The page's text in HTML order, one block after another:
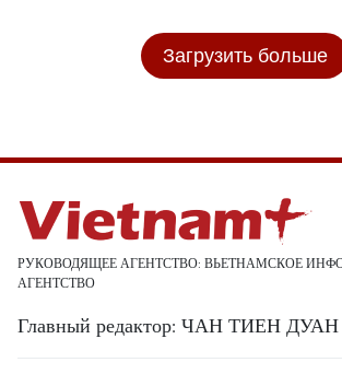
Загрузить больше
РУКОВОДЯЩЕЕ АГЕНТСТВО: ВЬЕТНАМСКОЕ
АГЕНТСТВО
Главный редактор: ЧАН ТИЕН ДУАН